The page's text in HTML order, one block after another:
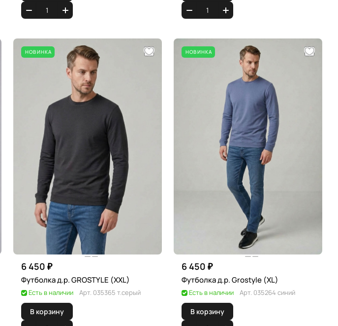
НОВИНКА
6 450 ₽
Футболка д.р. GROSTYLE (XXL)
Есть в наличии Арт. 035365 т.серый
В корзину
НОВИНКА
6 450 ₽
Футболка д.р. Grostyle (XL)
Есть в наличии Арт. 035264 синий
В корзину